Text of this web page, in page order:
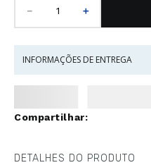
＋
－
INFORMAÇÕES DE ENTREGA
DETALHES DO PRODUTO